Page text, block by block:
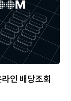
인 배당조회